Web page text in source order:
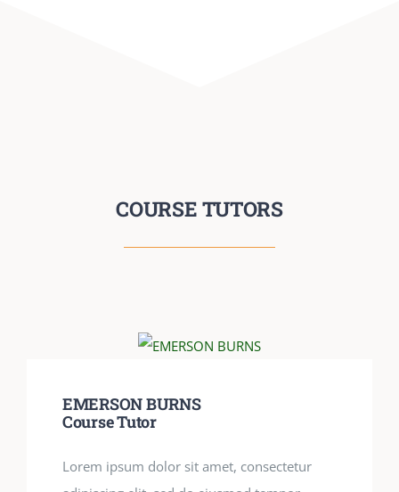
COURSE TUTORS
EMERSON BURNS
Course Tutor
Lorem ipsum dolor sit amet, consectetur